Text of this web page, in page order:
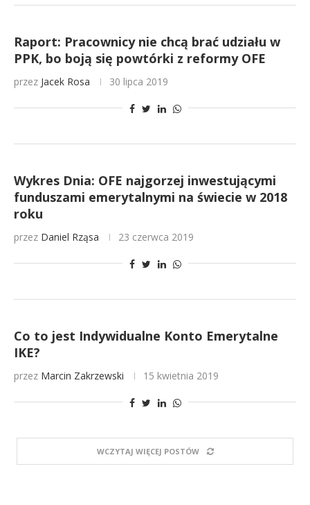
Raport: Pracownicy nie chcą brać udziału w
PPK, bo boją się powtórki z reformy OFE
przez Jacek Rosa 30 lipca 2019
Wykres Dnia: OFE najgorzej inwestującymi
funduszami emerytalnymi na świecie w 2018
roku
przez Daniel Rząsa 23 czerwca 2019
Co to jest Indywidualne Konto Emerytalne
IKE?
przez Marcin Zakrzewski 15 kwietnia 2019
WCZYTAJ WIĘCEJ POSTÓW